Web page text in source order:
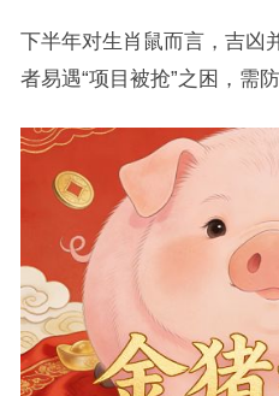
下半年对生肖鼠而言，吉凶
者易遇“项目被抢”之困，需